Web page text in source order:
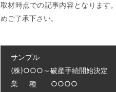
取材時点での記事内容となります
めご了承下さい。
サンプル
(株)○○○～破産手続開始決定
業 種 ○○○○